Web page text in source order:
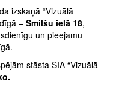
izskaņā “Vizuālā
– Smilšu ielā 18,
un pieejamu
stāsta SIA “Vizuālā